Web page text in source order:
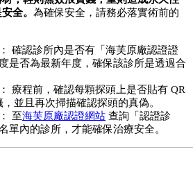
全。 為確保安全，請務必落實術前的
確認診所內是否有「海芙原廠認證證
是否為最新年度，確保該診所是透過合
療程前，確認每顆探頭上是否貼有 QR
並且再次掃描確認探頭的真偽。
至海芙原廠認證網站 查詢「認證診
單內的診所，才能確保治療安全。